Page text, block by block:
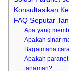
Konsultasikan
FAQ Seputar
Apa yang
Apakah sinar
Bagaimana
Apakah
tanaman?